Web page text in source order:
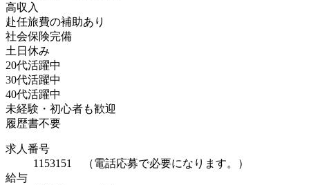
高収入
赴任旅費の補助あり
社会保険完備
土日休み
20代活躍中
30代活躍中
40代活躍中
未経験・初心者も歓迎
履歴書不要
求人番号
1153151 （電話応募で必要になります。）
給与